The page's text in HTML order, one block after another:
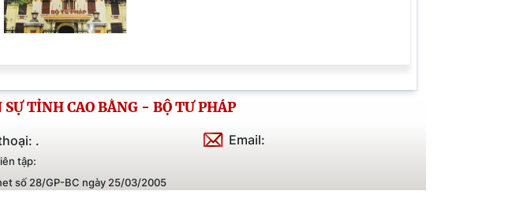
TỈNH CAO BẰNG - BỘ TƯ PHÁP
. Email:
tập:
số 28/GP-BC ngày 25/03/2005